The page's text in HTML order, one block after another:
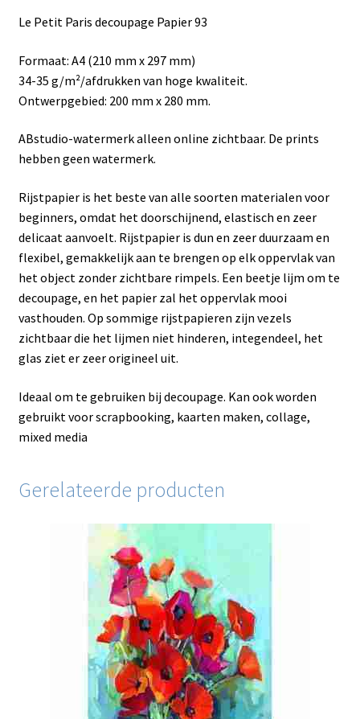
Le Petit Paris decoupage Papier 93
Formaat: A4 (210 mm x 297 mm)
34-35 g/m²/afdrukken van hoge kwaliteit.
Ontwerpgebied: 200 mm x 280 mm.
ABstudio-watermerk alleen online zichtbaar. De prints
hebben geen watermerk.
Rijstpapier is het beste van alle soorten materialen voor
beginners, omdat het doorschijnend, elastisch en zeer
delicaat aanvoelt. Rijstpapier is dun en zeer duurzaam en
flexibel, gemakkelijk aan te brengen op elk oppervlak van
het object zonder zichtbare rimpels. Een beetje lijm om te
decoupage, en het papier zal het oppervlak mooi
vasthouden. Op sommige rijstpapieren zijn vezels
zichtbaar die het lijmen niet hinderen, integendeel, het
glas ziet er zeer origineel uit.
Ideaal om te gebruiken bij decoupage. Kan ook worden
gebruikt voor scrapbooking, kaarten maken, collage,
mixed media
Gerelateerde producten